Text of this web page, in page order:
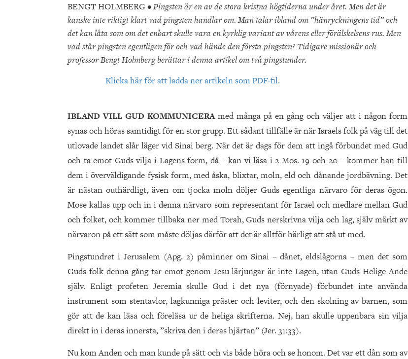
BENGT HOLMBERG •Pingsten är en av de stora kristna högtiderna under året. Men det är
kanske inte riktigt klart vad pingsten handlar om. Man talar ibland om ”hänryckningens tid” och
det kan låta som om det enbart skulle vara en kyrklig variant av vårens eller förälskelsens rus. Men
vad står pingsten egentligen för och vad hände den första pingsten? Tidigare missionär och
professor Bengt Holmberg berättar i denna artikel om två pingstunder.
Klicka här för att ladda ner artikeln som PDF-fil.
IBLAND VILL GUD KOMMUNICERAmed många på en gång och väljer att i någon form
synas och höras samtidigt för en stor grupp. Ett sådant tillfälle är när Israels folk på väg till det
utlovade landet slår läger vid Sinai berg. När det är dags för dem att ingå förbundet med Gud
och ta emot Guds vilja i Lagens form, då – kan vi läsa i 2 Mos. 19 och 20 – kommer han till
dem i överväldigande fysisk form, med åska, blixtar, moln, eld och dånande jordbävning. Det
är nästan outhärdligt, även om tjocka moln döljer Guds egentliga närvaro för deras ögon.
Mose kallas upp och in i denna närvaro som representant för Israel och medlare mellan Gud
och folket, och kommer tillbaka ner med Torah, Guds nerskrivna vilja och lag, själv märkt av
närvaron på ett sätt som måste döljas därför att det är alltför härligt att stå ut med.
Pingstundret i Jerusalem (Apg. 2) påminner om Sinai – dånet, eldslågorna – men det som
Guds folk denna gång tar emot genom Jesu lärjungar är inte Lagen, utan Guds Helige Ande
själv. Enligt profeten Jeremia skulle Gud i det nya (förnyade) förbundet inte använda
instrument som stentavlor, lagkunniga präster och leviter, och den skolning av barnen, som
gör att de kan läsa och föreläsa ur de heliga skrifterna. Nej, han skulle uppenbara sin vilja
direkt in i deras innersta, ”skriva den i deras hjärtan” (Jer. 31:33).
Nu kom Anden och man kunde på sätt och vis både höra och se honom. Det var ett dån som av